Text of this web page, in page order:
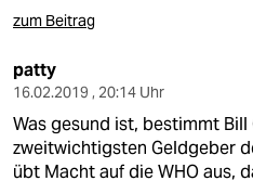
zum Beitrag
patty
16.02.2019 , 20:14 Uhr
Was gesund ist, bestimmt
zweitwichtigsten Geldgeber
übt Macht auf die WHO aus,